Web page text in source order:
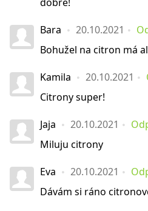
Bara 20.10.2021
Bohužel na citron má
Kamila 20.10.2021
Citrony super!
Jaja 20.10.2021
Miluju citrony
Eva 20.10.2021
Dávám si ráno